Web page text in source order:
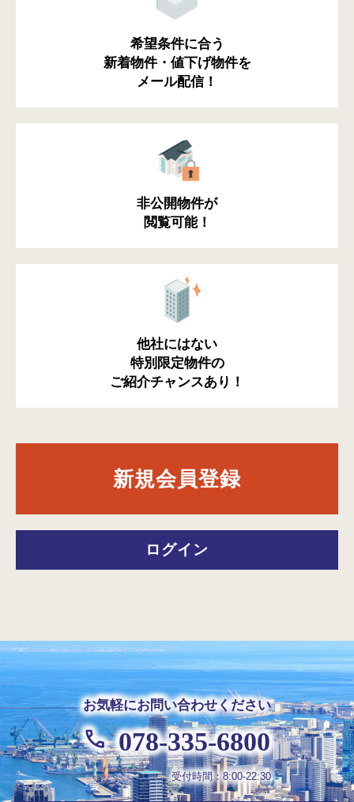
希望条件に合う
新着物件・値下げ物件を
メール配信！
非公開物件が
閲覧可能！
他社にはない
特別限定物件の
ご紹介チャンスあり！
新規会員登録
ログイン
お気軽にお問い合わせください
078-335-6800
受付時間：8:00-22:30